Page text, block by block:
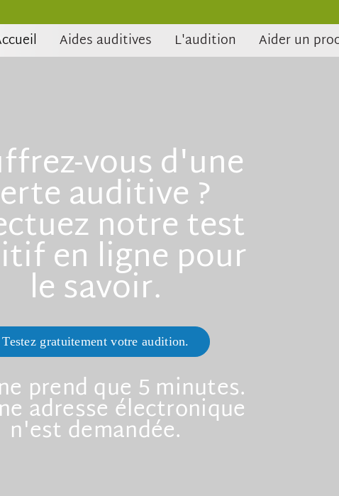
Aides auditives L'audition Aider un
vous d'une
auditive ?
notre test
en ligne pour
le savoir.
Testez gratuitement votre audition.
prend que 5 minutes.
adresse électronique
n'est demandée.